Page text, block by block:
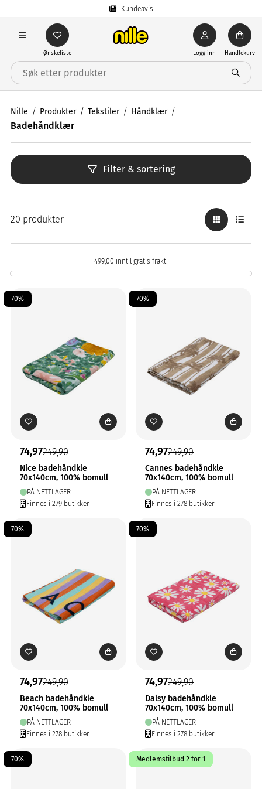
Kundeavis
Ønskeliste Logg inn Handlekurv
Nille Produkter Tekstiler Håndklær
Badehåndklær
Filter & sortering
20 produkter
499,00 inntil gratis frakt!
70%
74,97249,90
Nice badehåndkle
70x140cm, 100% bomull
PÅ NETTLAGER
Finnes i 279 butikker
70%
74,97249,90
Cannes badehåndkle
70x140cm, 100% bomull
PÅ NETTLAGER
Finnes i 278 butikker
70%
74,97249,90
Beach badehåndkle
70x140cm, 100% bomull
PÅ NETTLAGER
Finnes i 278 butikker
70%
74,97249,90
Daisy badehåndkle
70x140cm, 100% bomull
PÅ NETTLAGER
Finnes i 278 butikker
70% Medlemstilbud 2 for 1